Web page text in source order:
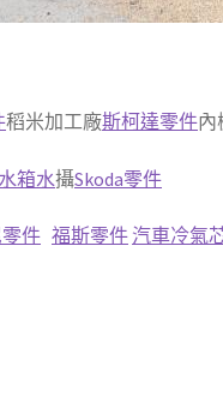
稻米加工廠斯柯達零件內
水箱水攝Skoda零件
件 福斯零件 汽車冷氣